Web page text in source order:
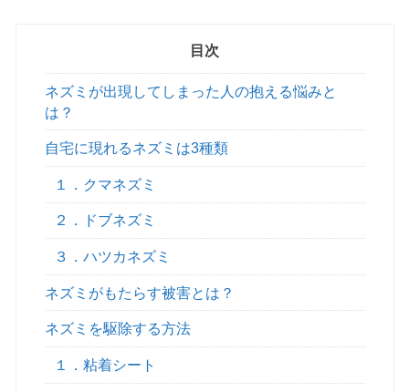
目次
ネズミが出現してしまった人の抱える悩みと
は？
自宅に現れるネズミは3種類
１．クマネズミ
２．ドブネズミ
３．ハツカネズミ
ネズミがもたらす被害とは？
ネズミを駆除する方法
１．粘着シート